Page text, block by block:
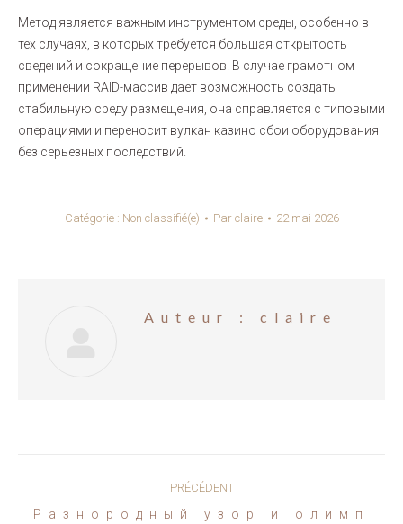
Метод является важным инструментом среды, особенно в
тех случаях, в которых требуется большая открытость
сведений и сокращение перерывов. В случае грамотном
применении RAID-массив дает возможность создать
стабильную среду размещения, она справляется с типовыми
операциями и переносит вулкан казино сбои оборудования
без серьезных последствий.
Catégorie : Non classifié(e) Par claire 22 mai 2026
Auteur : claire
PRÉCÉDENT
Разнородный узор и олимп